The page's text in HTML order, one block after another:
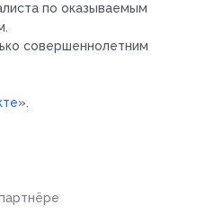
по оказываемым
совершеннолетним
».